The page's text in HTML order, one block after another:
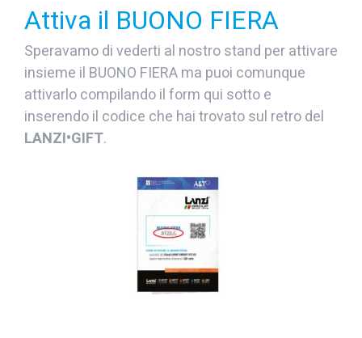
Attiva il BUONO FIERA
Speravamo di vederti al nostro stand per attivare
insieme il BUONO FIERA ma puoi comunque
attivarlo compilando il form qui sotto e
inserendo il codice che hai trovato sul retro del
LANZI•GIFT.